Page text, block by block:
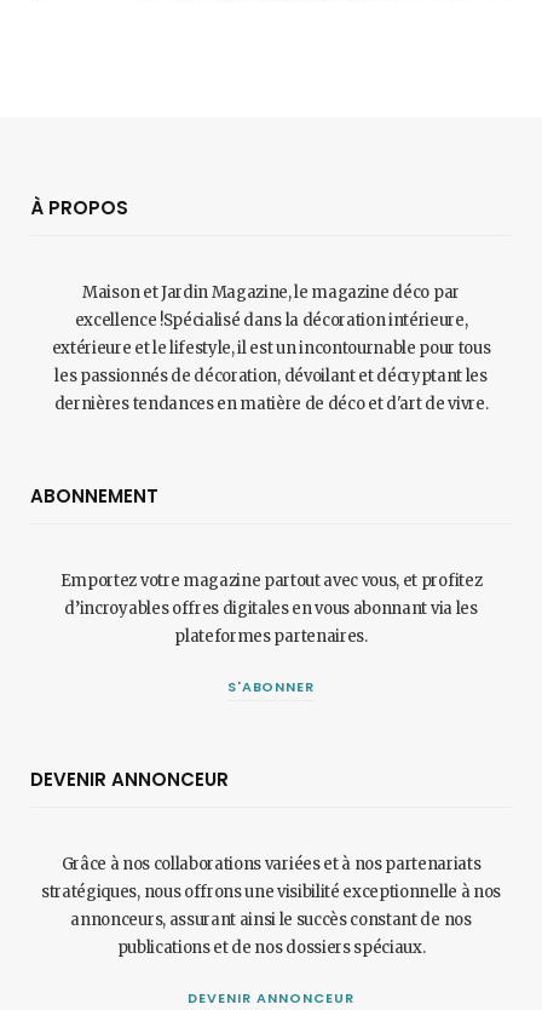
À PROPOS
Maison et Jardin Magazine, le magazine déco par
excellence !Spécialisé dans la décoration intérieure,
extérieure et le lifestyle, il est un incontournable pour tous
les passionnés de décoration, dévoilant et décryptant les
dernières tendances en matière de déco et d'art de vivre.
ABONNEMENT
Emportez votre magazine partout avec vous, et profitez
d’incroyables offres digitales en vous abonnant via les
plateformes partenaires.
S'ABONNER
DEVENIR ANNONCEUR
Grâce à nos collaborations variées et à nos partenariats
stratégiques, nous offrons une visibilité exceptionnelle à nos
annonceurs, assurant ainsi le succès constant de nos
publications et de nos dossiers spéciaux.
DEVENIR ANNONCEUR